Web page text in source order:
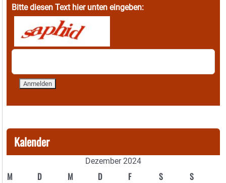
Bitte diesen Text hier unten eingeben:
Kalender
Dezember 2024
M D M D F S S